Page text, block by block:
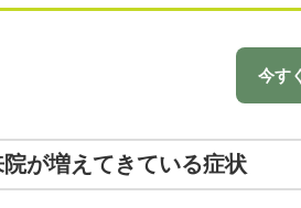
今す
院が増えてきている症状